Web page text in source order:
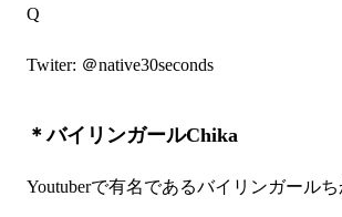
Q
Twiter: ＠native30seconds
＊バイリンガールChika
Youtuberで有名であるバイリンガールち